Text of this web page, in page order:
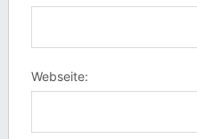
Webseite: